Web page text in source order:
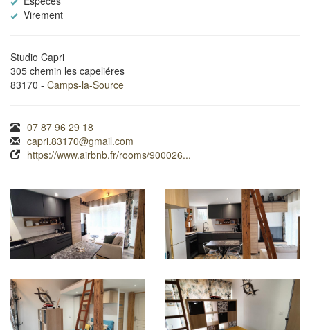
Virement
Studio Capri
305 chemin les capeliéres
83170 - Camps-la-Source
07 87 96 29 18
capri.83170@gmail.com
https://www.airbnb.fr/rooms/900026...